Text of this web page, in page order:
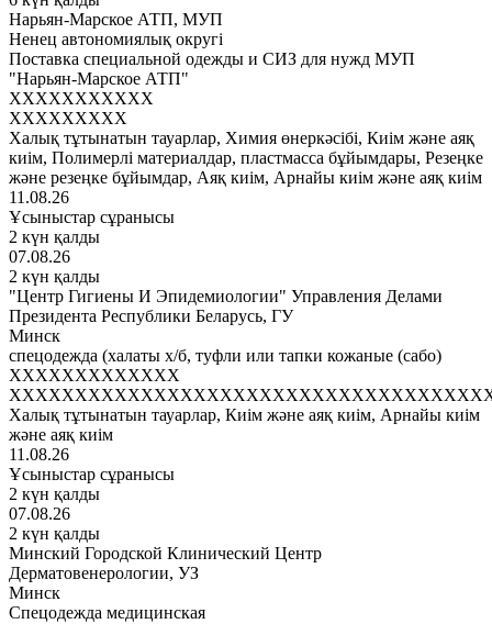
Нарьян-Марское АТП, МУП
Ненец автономиялық округі
Поставка специальной одежды и СИЗ для нужд МУП
"Нарьян-Марское АТП"
XXXXXXXXXXX
XXXXXXXXX
Халық тұтынатын тауарлар, Химия өнеркәсібі, Киім және аяқ
киім, Полимерлі материалдар, пластмасса бұйымдары, Резеңке
және резеңке бұйымдар, Аяқ киім, Арнайы киім және аяқ киім
11.08.26
Ұсыныстар сұранысы
2 күн қалды
07.08.26
2 күн қалды
"Центр Гигиены И Эпидемиологии" Управления Делами
Президента Республики Беларусь, ГУ
Минск
спецодежда (халаты х/б, туфли или тапки кожаные (сабо)
XXXXXXXXXXXXX
Халық тұтынатын тауарлар, Киім және аяқ киім, Арнайы киім
және аяқ киім
11.08.26
Ұсыныстар сұранысы
2 күн қалды
07.08.26
2 күн қалды
Минский Городской Клинический Центр
Дерматовенерологии, УЗ
Минск
Спецодежда медицинская